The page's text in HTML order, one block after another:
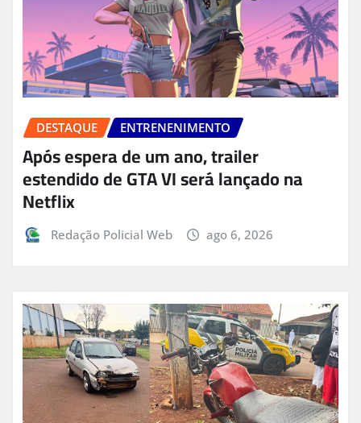
DESTAQUE ENTRENENIMENTO
Após espera de um ano, trailer
estendido de GTA VI será lançado na
Netflix
Redação Policial Web ago 6, 2026